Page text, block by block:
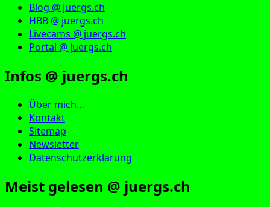
Blog @ juergs.ch
HBB @ juergs.ch
Livecams @ juergs.ch
Portal @ juergs.ch
Infos @ juergs.ch
Über mich…
Kontakt
Sitemap
Newsletter
Datenschutzerklärung
Meist gelesen @ juergs.ch